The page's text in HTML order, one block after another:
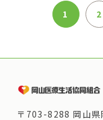
1 2
〒703-8288 岡山県